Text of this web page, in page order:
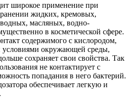
широкое применение при
жидких, кремовых,
масляных, водно-
в косметической сфере.
содержимого с кислородом,
окружающей среды,
сохраняет свои свойства. Так
не контактирует с
попадания в него бактерий.
обеспечивает легкую и